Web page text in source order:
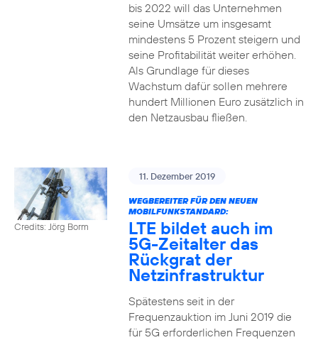
bis 2022 will das Unternehmen
seine Umsätze um insgesamt
mindestens 5 Prozent steigern und
seine Profitabilität weiter erhöhen.
Als Grundlage für dieses
Wachstum dafür sollen mehrere
hundert Millionen Euro zusätzlich in
den Netzausbau fließen.
Credits: Jörg Borm
11. Dezember 2019
WEGBEREITER FÜR DEN NEUEN
MOBILFUNKSTANDARD:
LTE bildet auch im
5G-Zeitalter das
Rückgrat der
Netzinfrastruktur
Spätestens seit in der
Frequenzauktion im Juni 2019 die
für 5G erforderlichen Frequenzen